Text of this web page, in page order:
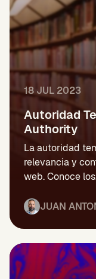
18 JUL 2023
Autoridad
Authority
La autoridad
relevancia y
web. Conoce
JUAN